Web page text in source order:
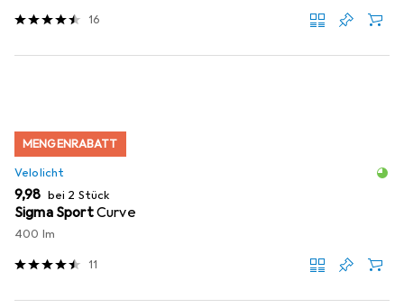
16
MENGENRABATT
Velolicht
EUR
9,98 bei 2 Stück
Sigma SportCurve
400 lm
11